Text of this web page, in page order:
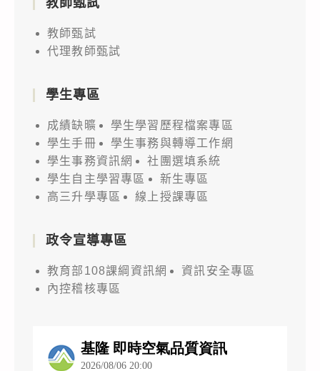
教師甄試
代理教師甄試
學生專區
成績缺曠
學生學習歷程檔案專區
學生手冊
學生事務與轉導工作網
學生事務資訊網
社團選填系統
學生自主學習專區
新生專區
高三升學專區
線上授課專區
政令宣導專區
教育部108課綱資訊網
資訊安全專區
內控稽核專區